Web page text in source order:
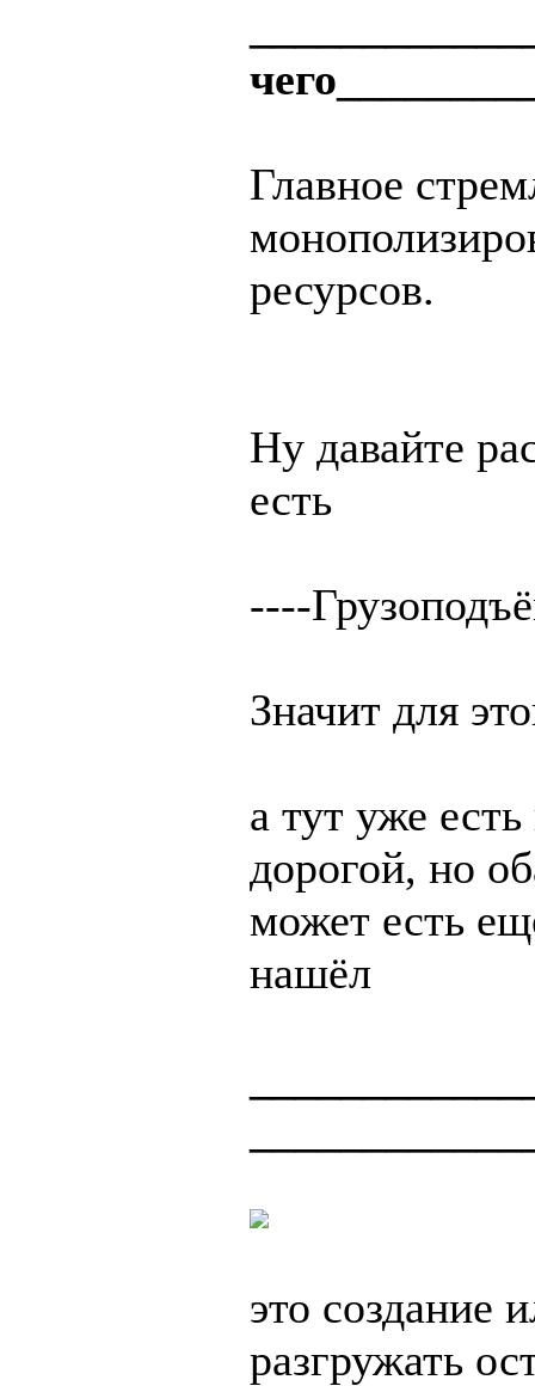
Главное
ресурсов.
Ну давайте
есть
----
Значит для
а тут уже
дорогой, но
может есть
нашёл
это создание
разгружать